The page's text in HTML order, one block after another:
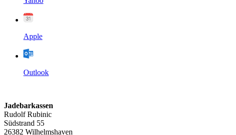
Apple
Outlook
Jadebarkassen
Rudolf Rubinic
Südstrand 55
26382 Wilhelmshaven